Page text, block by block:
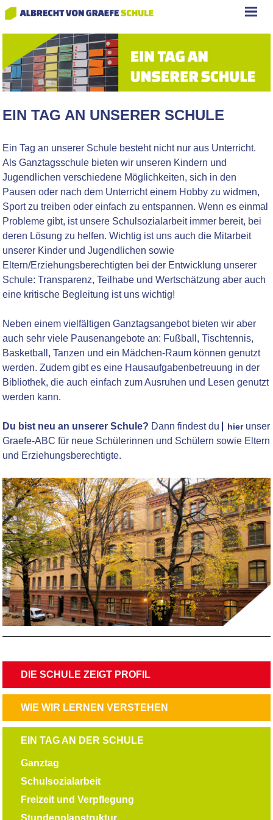
EIN TAG AN UNSERER SCHULE
Ein Tag an unserer Schule besteht nicht nur aus Unterricht.
Als Ganztagsschule bieten wir unseren Kindern und
Jugendlichen verschiedene Möglichkeiten, sich in den
Pausen oder nach dem Unterricht einem Hobby zu widmen,
Sport zu treiben oder einfach zu entspannen. Wenn es einmal
Probleme gibt, ist unsere Schulsozialarbeit immer bereit, bei
deren Lösung zu helfen. Wichtig ist uns auch die Mitarbeit
unserer Kinder und Jugendlichen sowie
Eltern/Erziehungsberechtigten bei der Entwicklung unserer
Schule: Transparenz, Teilhabe und Wertschätzung aber auch
eine kritische Begleitung ist uns wichtig!
Neben einem vielfältigen Ganztagsangebot bieten wir aber
auch sehr viele Pausenangebote an: Fußball, Tischtennis,
Basketball, Tanzen und ein Mädchen-Raum können genutzt
werden. Zudem gibt es eine Hausaufgabenbetreuung in der
Bibliothek, die auch einfach zum Ausruhen und Lesen genutzt
werden kann.
Du bist neu an unserer Schule? Dann findest du hierunser
Graefe-ABC für neue Schülerinnen und Schülern sowie Eltern
und Erziehungsberechtigte.
NAVIGATION
ÜBERSPRINGEN
DIE SCHULE ZEIGT PROFIL
NAVIGATION
ÜBERSPRINGEN
WIE WIR LERNEN VERSTEHEN
NAVIGATION
EIN TAG AN DER SCHULE
Ganztag
Schulsozialarbeit
Freizeit und Verpflegung